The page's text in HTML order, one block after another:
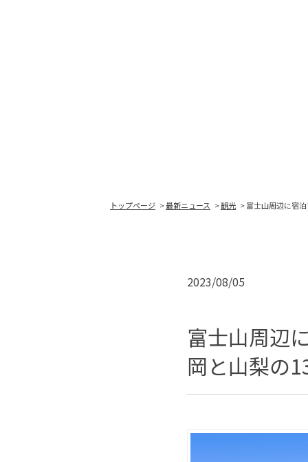
トップページ 最新ニュース 観光 富士山周辺に宿
2023/08/05
富士山周辺
岡と山梨の